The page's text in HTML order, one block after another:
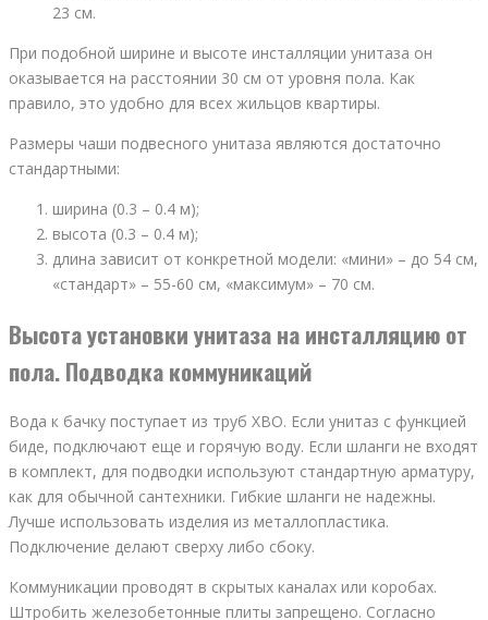
23 см.
При подобной ширине и высоте инсталляции унитаза он
оказывается на расстоянии 30 см от уровня пола. Как
правило, это удобно для всех жильцов квартиры.
Размеры чаши подвесного унитаза являются достаточно
стандартными:
ширина (0.3 – 0.4 м);
высота (0.3 – 0.4 м);
длина зависит от конкретной модели: «мини» – до 54 см,
«стандарт» – 55-60 см, «максимум» – 70 см.
Высота установки унитаза на инсталляцию от
пола. Подводка коммуникаций
Вода к бачку поступает из труб ХВО. Если унитаз с функцией
биде, подключают еще и горячую воду. Если шланги не входят
в комплект, для подводки используют стандартную арматуру,
как для обычной сантехники. Гибкие шланги не надежны.
Лучше использовать изделия из металлопластика.
Подключение делают сверху либо сбоку.
Коммуникации проводят в скрытых каналах или коробах.
Штробить железобетонные плиты запрещено. Согласно